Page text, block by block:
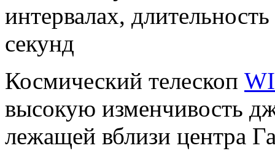
интервалах,
секунд
Космический телескоп
высокую изменчивость
лежащей вблизи центра